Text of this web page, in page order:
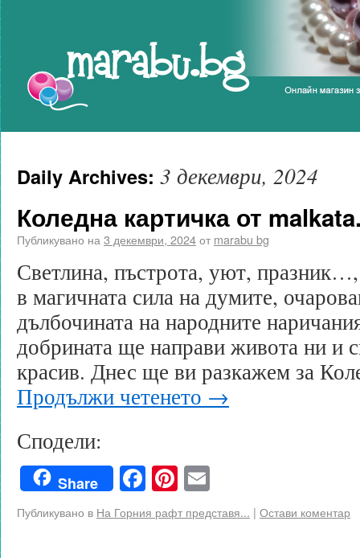
Daily Archives: 3 декември, 2024
Коледна картичка от
Публикувано на 3 декември, 2024от marabu bg
Светлина, пъстрота, уют,
в магичната сила на думите,
дълбочината на народните
добрината ще направи живота ни и
красив. Днес ще ви разкажем за
Продължи четенето →
Сподели:
Share Facebook
Pinterest
Публикувано в На Горния рафт представя... | Остави коментар